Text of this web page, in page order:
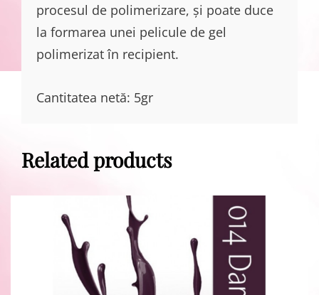
procesul de polimerizare, și poate duce
la formarea unei pelicule de gel
polimerizat în recipient.
Cantitatea netă: 5gr
Related products